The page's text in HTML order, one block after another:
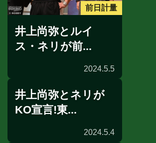
前日計量
井上尚弥とルイ
ス・ネリが前...
2024.5.5
井上尚弥とネリが
KO宣言!東...
2024.5.4